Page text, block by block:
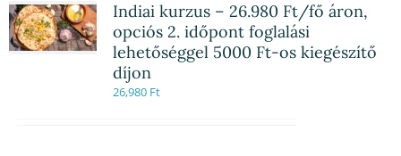
Indiai kurzus – 26.980 Ft/fő áron,
opciós 2. időpont foglalási
lehetőséggel 5000 Ft-os kiegészítő
díjon
26,980 Ft